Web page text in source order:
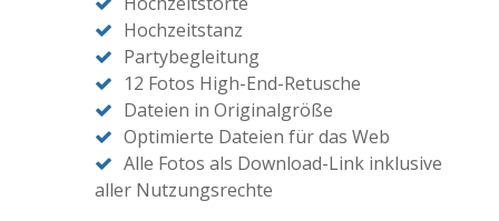
Hochzeitstanz
Partybegleitung
12 Fotos High-End-Retusche
Dateien in Originalgröße
Optimierte Dateien für das Web
Alle Fotos als Download-Link inklusive
aller Nutzungsrechte